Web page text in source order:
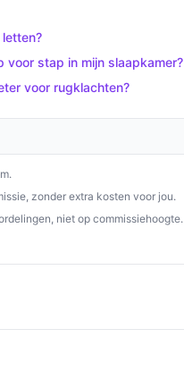
stap in mijn slaapkamer?
voor rugklachten?
zonder extra kosten voor jou.
niet op commissiehoogte.